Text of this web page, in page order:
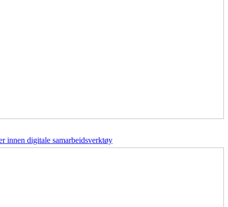
innen digitale samarbeidsverktøy